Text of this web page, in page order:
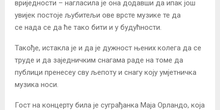
вриједности – нагласила је она додавши да ипак још
увијек постоје љубитељи ове врсте музике те да
се нада се да ће тако бити и у будућности.
Такође, истакла је и да је дужност њених колега да се
труде и да заједничким снагама раде на томе да
публици пренесеу сву љепоту и снагу коју умјетничка
музика носи.
Гост на концерту била је суграђанка Маја Орландо, која